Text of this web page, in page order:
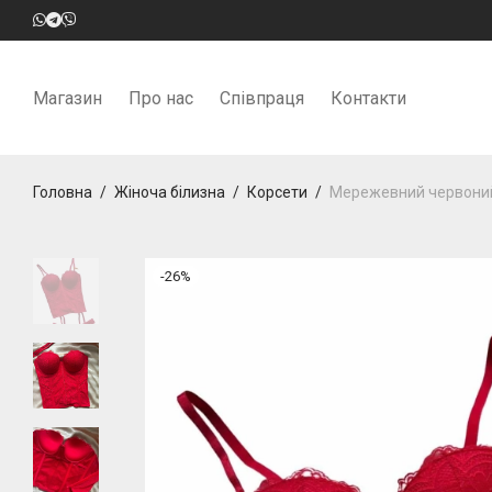
Магазин Про нас Співпраця Контакти
Головна / Жіноча білизна / Корсети / Мережевний
-26%